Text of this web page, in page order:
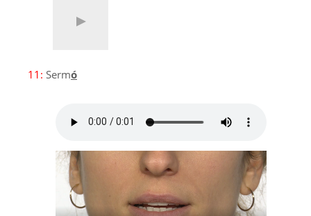
11: Sermó